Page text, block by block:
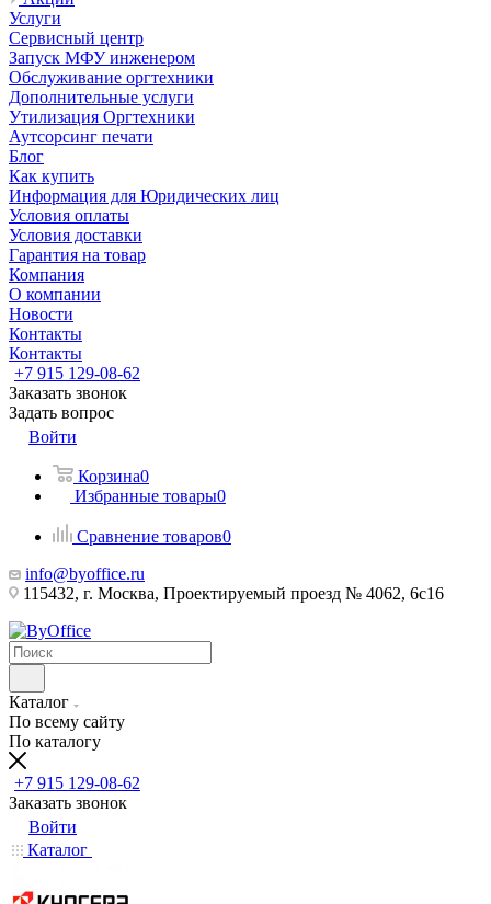
Услуги
Сервисный центр
Запуск МФУ инженером
Обслуживание оргтехники
Дополнительные услуги
Утилизация Оргтехники
Аутсорсинг печати
Блог
Как купить
Информация для Юридических лиц
Условия оплаты
Условия доставки
Гарантия на товар
Компания
О компании
Новости
Контакты
Контакты
+7 915 129-08-62
Заказать звонок
Задать вопрос
Войти
Корзина0
Избранные товары0
Сравнение товаров0
info@byoffice.ru
115432, г. Москва, Проектируемый проезд № 4062, 6с16
Каталог
По всему сайту
По каталогу
+7 915 129-08-62
Заказать звонок
Войти
Каталог